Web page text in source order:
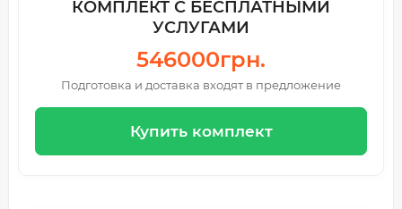
КОМПЛЕКТ С БЕСПЛАТНЫМИ
УСЛУГАМИ
546000грн.
Подготовка и доставка входят в предложение
Купить комплект